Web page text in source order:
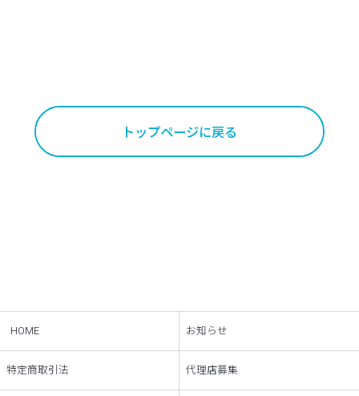
トップページに戻る
HOME お知らせ
特定商取引法 代理店募集